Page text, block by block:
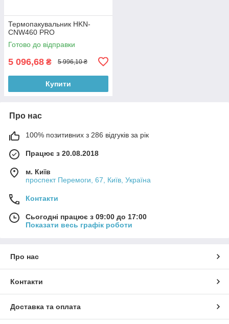
Термопакувальник HKN-
CNW460 PRO
Готово до відправки
5 096,68 ₴ 5 996,10 ₴
Купити
Про нас
100% позитивних з 286 відгуків за рік
Працює з 20.08.2018
м. Київ
проспект Перемоги, 67, Київ, Україна
Контакти
Сьогодні працює з 09:00 до 17:00
Показати весь графік роботи
Про нас
Контакти
Доставка та оплата